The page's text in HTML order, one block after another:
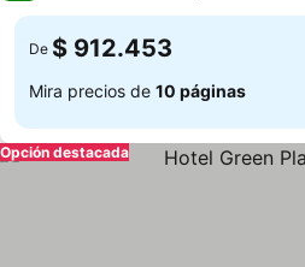
De $ 912.453
Mira precios de 10 páginas
Opción destacada